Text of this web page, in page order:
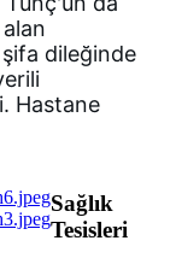
dileğinde
Hastane
Sağlık
Tesisleri